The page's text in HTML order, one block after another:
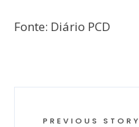
Fonte: Diário PCD
PREVIOUS STORY